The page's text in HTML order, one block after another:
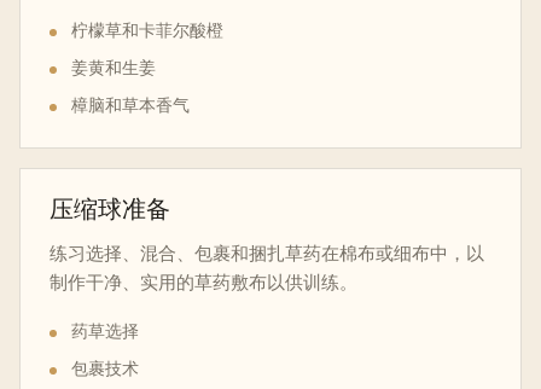
柠檬草和卡菲尔酸橙
姜黄和生姜
樟脑和草本香气
压缩球准备
练习选择、混合、包裹和捆扎草药在棉布或细布中，以
制作干净、实用的草药敷布以供训练。
药草选择
包裹技术